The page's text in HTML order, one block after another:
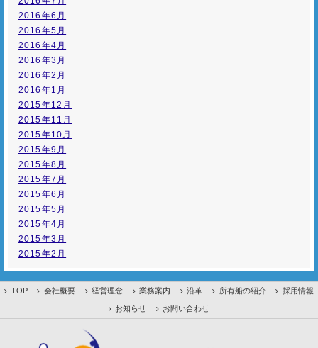
2016年6月
2016年5月
2016年4月
2016年3月
2016年2月
2016年1月
2015年12月
2015年11月
2015年10月
2015年9月
2015年8月
2015年7月
2015年6月
2015年5月
2015年4月
2015年3月
2015年2月
TOP 会社概要 経営理念 業務案内 沿革 所有船の紹介 採用情報
お知らせ お問い合わせ